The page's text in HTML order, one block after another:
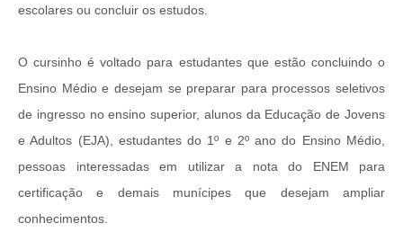
escolares ou concluir os estudos.
O cursinho é voltado para estudantes que estão concluindo o
Ensino Médio e desejam se preparar para processos seletivos
de ingresso no ensino superior, alunos da Educação de Jovens
e Adultos (EJA), estudantes do 1º e 2º ano do Ensino Médio,
pessoas interessadas em utilizar a nota do ENEM para
certificação e demais munícipes que desejam ampliar
conhecimentos.